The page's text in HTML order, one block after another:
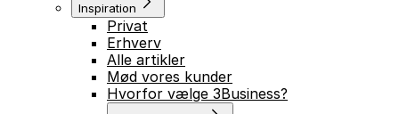
Inspiration
Privat
Erhverv
Alle artikler
Mød vores kunder
Hvorfor vælge 3Business?